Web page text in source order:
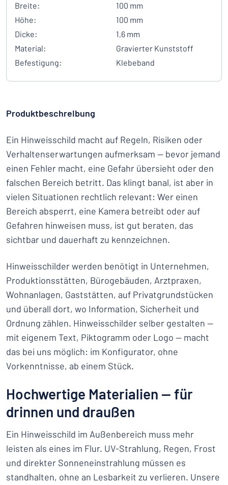
Breite:
100 mm
Höhe:
100 mm
Dicke:
1,6 mm
Material:
Gravierter Kunststoff
Befestigung:
Klebeband
Produktbeschreibung
Ein Hinweisschild macht auf Regeln, Risiken oder
Verhaltenserwartungen aufmerksam — bevor jemand
einen Fehler macht, eine Gefahr übersieht oder den
falschen Bereich betritt. Das klingt banal, ist aber in
vielen Situationen rechtlich relevant: Wer einen
Bereich absperrt, eine Kamera betreibt oder auf
Gefahren hinweisen muss, ist gut beraten, das
sichtbar und dauerhaft zu kennzeichnen.
Hinweisschilder werden benötigt in Unternehmen,
Produktionsstätten, Bürogebäuden, Arztpraxen,
Wohnanlagen, Gaststätten, auf Privatgrundstücken
und überall dort, wo Information, Sicherheit und
Ordnung zählen. Hinweisschilder selber gestalten —
mit eigenem Text, Piktogramm oder Logo — macht
das bei uns möglich: im Konfigurator, ohne
Vorkenntnisse, ab einem Stück.
Hochwertige Materialien — für
drinnen und draußen
Ein Hinweisschild im Außenbereich muss mehr
leisten als eines im Flur. UV-Strahlung, Regen, Frost
und direkter Sonneneinstrahlung müssen es
standhalten, ohne an Lesbarkeit zu verlieren. Unsere